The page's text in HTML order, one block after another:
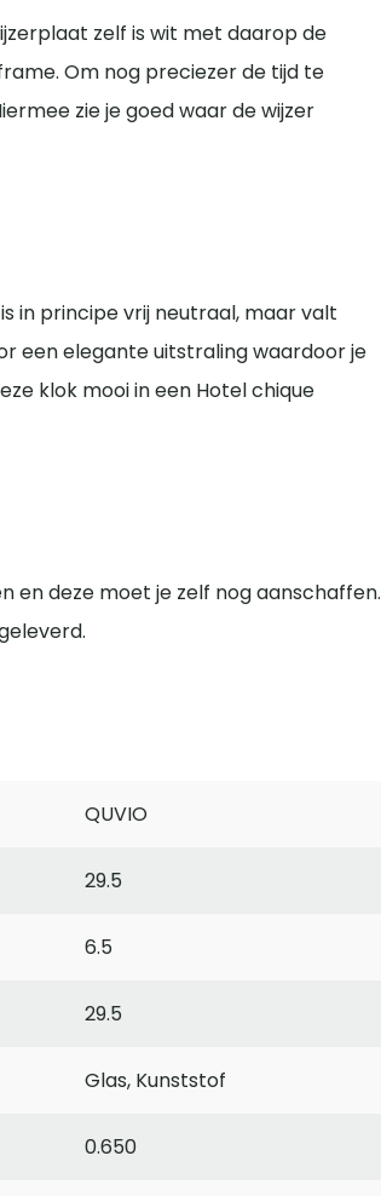
zelf is wit met daarop de
Om nog preciezer de tijd te
zie je goed waar de wijzer
in principe vrij neutraal, maar valt
een elegante uitstraling waardoor je
klok mooi in een Hotel chique
en deze moet je zelf nog aanschaffen.
QUVIO
29.5
6.5
29.5
Glas, Kunststof
0.650